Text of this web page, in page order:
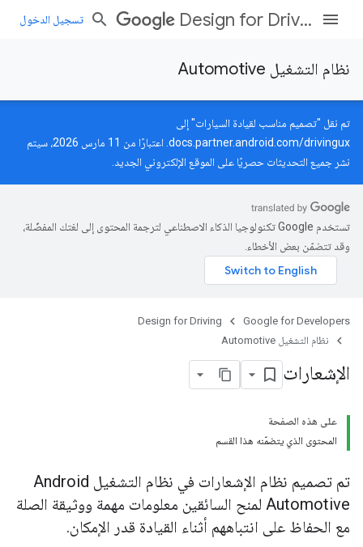
Design for Driving تسجيل الدخول
نظام التشغيل Automotive
تم نقل "تصميم مناسب لقيادة السيارات" إلى
docs.partner.android.com/drivingux
. اعتبارًا من 11 مارس 2026، سيتم
نشر جميع التحديثات حصريًا على الموقع الإلكتروني الجديد.
تستخدم Google تكنولوجيا الذكاء الاصطناعي لترجمة المحتوى إلى لغتك المفضّلة،
وقد تتضمّن بعض الأخطاء.
Google for Developers
Design for Driving
نظام التشغيل Automotive
الإشعارات
على هذه الصفحة
المحتوى الذي يتضمّنه هذا القسم
تم تصميم نظام الإشعارات في نظام التشغيل Android
Automotive لمنح السائقين معلومات مهمة ووثيقة الصلة
مع الحفاظ على انتباههم أثناء القيادة قدر الإمكان.